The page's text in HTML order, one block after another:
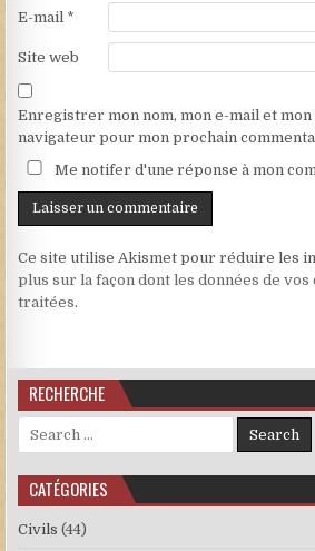
E-mail *
Site web
Enregistrer mon nom, mon e-mail et mon
navigateur pour mon prochain
Me notifer d'une réponse à mon
Ce site utilise Akismet pour réduire les
plus sur la façon dont les données de
traitées.
RECHERCHE
Search for:
CATÉGORIES
Civils (44)